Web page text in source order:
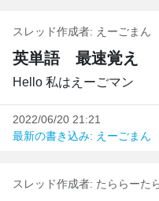
スレッド作成者: えーごまん
英単語 最速覚え
Hello 私はえーごマン
2022/06/20 21:21
最新の書き込み: えーごまん
スレッド作成者: たららーた